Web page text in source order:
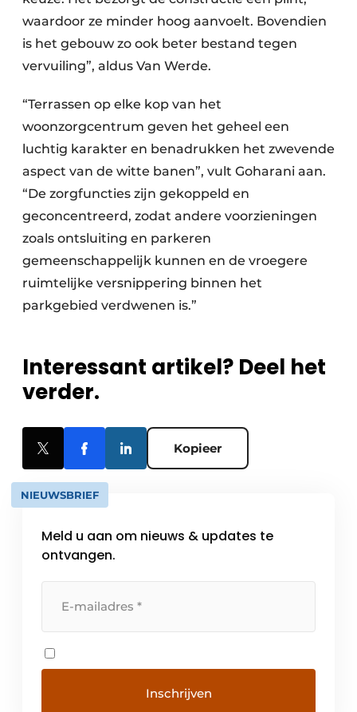
waardoor ze minder hoog aanvoelt. Bovendien
is het gebouw zo ook beter bestand tegen
vervuiling”, aldus Van Werde.
“Terrassen op elke kop van het
woonzorgcentrum geven het geheel een
luchtig karakter en benadrukken het zwevende
aspect van de witte banen”, vult Goharani aan.
“De zorgfuncties zijn gekoppeld en
geconcentreerd, zodat andere voorzieningen
zoals ontsluiting en parkeren
gemeenschappelijk kunnen en de vroegere
ruimtelijke versnippering binnen het
parkgebied verdwenen is.”
Interessant artikel? Deel het
verder.
Kopieer
NIEUWSBRIEF
Meld u aan om nieuws & updates te
ontvangen.